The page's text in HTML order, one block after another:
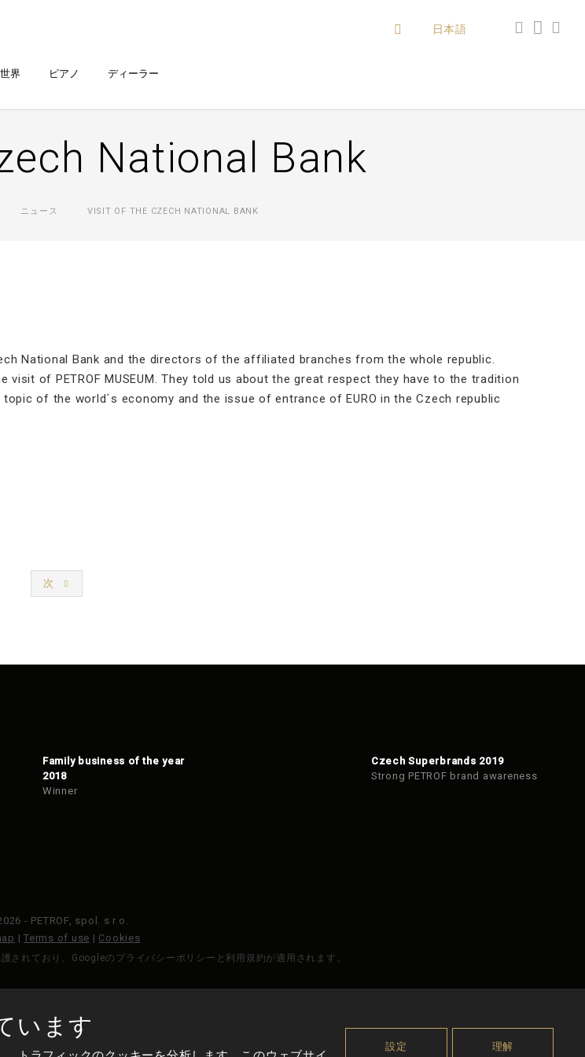
界 ピアノ ディーラー
日本語
National Bank
ニュース VISIT OF THE CZECH NATIONAL BANK
National Bank and the directors of the affiliated branches from the whole republic.
of PETROF MUSEUM. They told us about the great respect they have to the tradition
of the world´s economy and the issue of entrance of EURO in the Czech republic
次
Family business of the year
2018
Winner
Czech Superbrands 2019
Strong PETROF brand awareness
- PETROF, spol. s r.o.
| Terms of use | Cookies
されており、Googleのプライバシーポリシーと利用規約が適用されます。
作られた
います
設定 理解